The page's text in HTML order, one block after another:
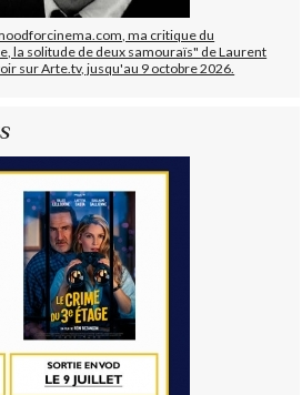
ma critique du
la solitude de deux samouraïs" de Laurent
sur Arte.tv, jusqu'au 9 octobre 2026.